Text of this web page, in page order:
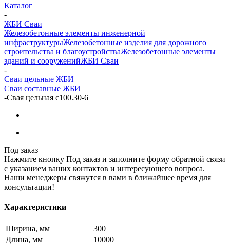
Каталог
-
ЖБИ Сваи
Железобетонные элементы инженерной
инфраструктурыЖелезобетонные изделия для дорожного
строительства и благоустройстваЖелезобетонные элементы
зданий и сооруженийЖБИ Сваи
-
Сваи цельные ЖБИ
Сваи составные ЖБИ
-Свая цельная с100.30-6
Под заказ
Нажмите кнопку Под заказ и заполните форму обратной связи
с указанием ваших контактов и интересующего вопроса.
Наши менеджеры свяжутся в вами в ближайшее время для
консультации!
Характеристики
Ширина, мм
300
Длина, мм
10000